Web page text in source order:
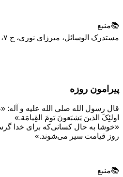
📚منبع
مستدرک الوسائل، میرزای نوری، ج ۷، ص ۳۷۰
پیرامون روزه
قال رسول الله صلی الله علیه و آله:
اولئِکَ الذینَ یَشبَعونَ یَومَ القِیامَة.»
«خوشا به حال کسانی‌که برای خدا
روز قیامت سیر می‌شوند.»
📚منبع